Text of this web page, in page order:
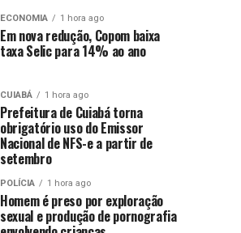
ECONOMIA 1 hora ago
Em nova redução, Copom baixa
taxa Selic para 14% ao ano
CUIABÁ 1 hora ago
Prefeitura de Cuiabá torna
obrigatório uso do Emissor
Nacional de NFS-e a partir de
setembro
POLÍCIA 1 hora ago
Homem é preso por exploração
sexual e produção de pornografia